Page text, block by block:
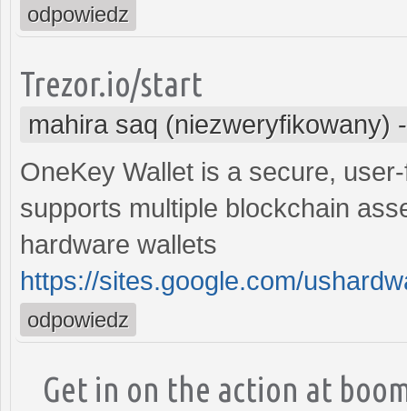
odpowiedz
Trezor.io/start
mahira saq (niezweryfikowany)
OneKey Wallet is a secure,
supports multiple blockchain
hardware wallets
https://sites.google.com/
odpowiedz
Get in on the action at